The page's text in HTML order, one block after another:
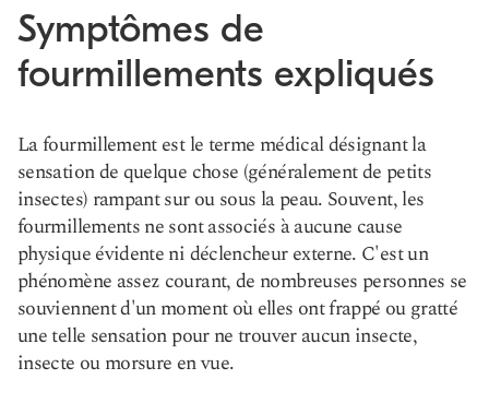
Symptômes de
fourmillements expliqués
La fourmillement est le terme médical désignant la
sensation de quelque chose (généralement de petits
insectes) rampant sur ou sous la peau. Souvent, les
fourmillements ne sont associés à aucune cause
physique évidente ni déclencheur externe. C'est un
phénomène assez courant, de nombreuses personnes se
souviennent d'un moment où elles ont frappé ou gratté
une telle sensation pour ne trouver aucun insecte,
insecte ou morsure en vue.